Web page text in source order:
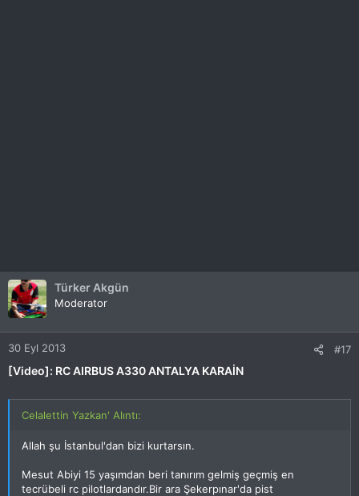
Türker Akgün
Moderator
30 Eyl 2013 #17
[Video]: RC AIRBUS A330 ANTALYA KARAİN
Celalettin Yazkan' Alıntı:
Allah şu İstanbul'dan bizi kurtarsın.
Mesut Abiyi 15 yaşımdan beri tanırım gelmiş geçmiş en
tecrübeli rc pilotlardandır.Bir ara Şekerpınar'da pist